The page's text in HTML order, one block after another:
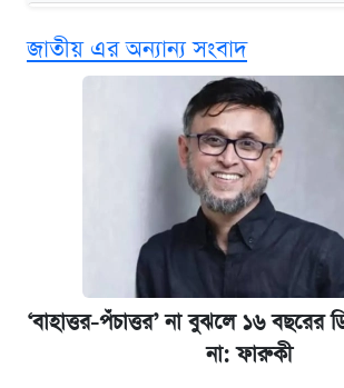
ভাতা
ঢাবির সূর্যসেন হলে সমকামিতার
দেশের বাজারে ফের বেড়েছে সোনার
‘গুলশানের চামেলি’ তে যৌনকর্মীর
খান
ভাতা-উপবৃত্তির আবেদন শুরু, জেনে নিন
জাতীয় এর অন্যান্য সংবাদ
‘বাহাত্তর-পঁচাত্তর’ না বুঝলে ১৬ বছরের
না: ফারুকী